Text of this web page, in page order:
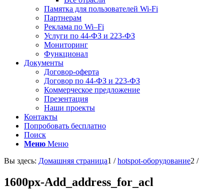
Памятка для пользователей Wi-Fi
Партнерам
Реклама по Wi–Fi
Услуги по 44-ФЗ и 223-ФЗ
Мониторинг
Функционал
Документы
Договор-оферта
Договор по 44-ФЗ и 223-ФЗ
Коммерческое предложение
Презентация
Наши проекты
Контакты
Попробовать бесплатно
Поиск
Меню Меню
Вы здесь: Домашняя страница1 / hotspot-оборудование2 /
1600px-Add_address_for_acl